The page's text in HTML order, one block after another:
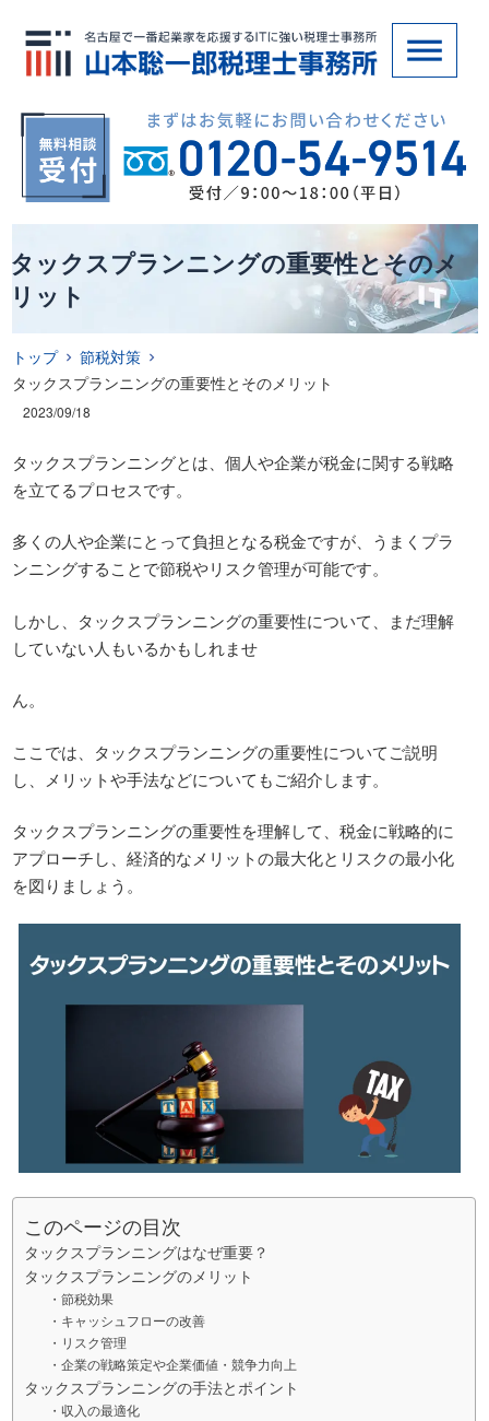
タックスプランニングの重要性とそのメ
リット
トップ
節税対策
タックスプランニングの重要性とそのメリット
2023/09/18
タックスプランニングとは、個人や企業が税金に関する戦略
を立てるプロセスです。
多くの人や企業にとって負担となる税金ですが、うまくプラ
ンニングすることで節税やリスク管理が可能です。
しかし、タックスプランニングの重要性について、まだ理解
していない人もいるかもしれませ
ん。
ここでは、タックスプランニングの重要性についてご説明
し、メリットや手法などについてもご紹介します。
タックスプランニングの重要性を理解して、税金に戦略的に
アプローチし、経済的なメリットの最大化とリスクの最小化
を図りましょう。
このページの目次
タックスプランニングはなぜ重要？
タックスプランニングのメリット
・節税効果
・キャッシュフローの改善
・リスク管理
・企業の戦略策定や企業価値・競争力向上
タックスプランニングの手法とポイント
・収入の最適化